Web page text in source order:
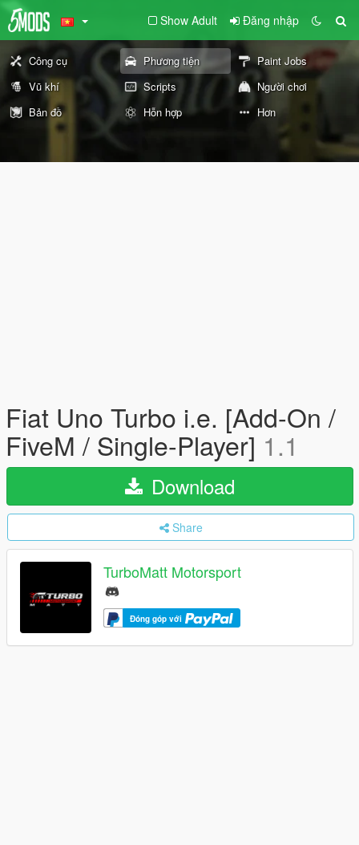
Show Adult Đăng nhập
Công cụ Phương tiện
Paint Jobs
Vũ khí
Scripts
Người chơi
Bản đồ
Hỗn hợp Hơn
Fiat Uno Turbo i.e. [Add-On /
FiveM / Single-Player] 1.1
Download
Share
TurboMatt Motorsport
Đóng góp với